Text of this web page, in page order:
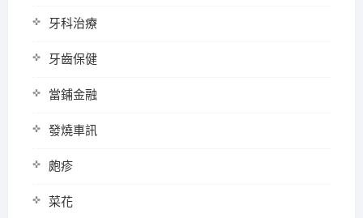
牙科治療
牙齒保健
當鋪金融
發燒車訊
皰疹
菜花